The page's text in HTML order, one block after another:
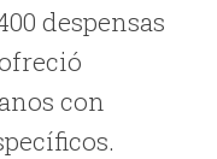
despensas
con